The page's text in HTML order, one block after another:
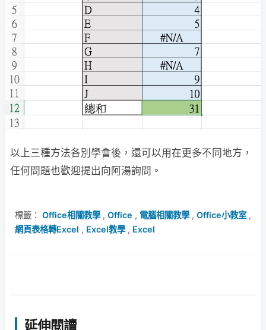
以上三種方法各別學會後，還可以用在更多不同地方，
任何問題也歡迎提出向阿湯詢問。
標籤： Office相關教學, Office , 電腦相關教學, Office小教室 ,
網頁表格轉Excel , Excel教學, Excel
延伸閱讀